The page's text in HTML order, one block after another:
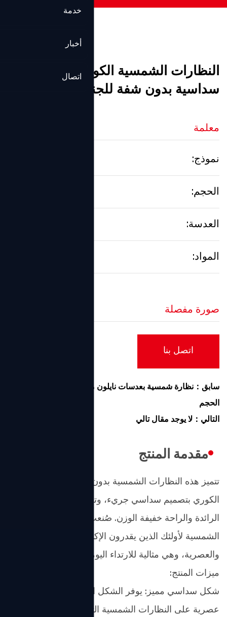
خدمة
أخبار
اتصال
النظارات الشمسية الكورية نمط
سداسية بدون شفة للجنسين
معلمة
نموذج:
الحجم:
العدسة:
المواد:
صورة مفصلة
اتصل بنا
سابق：نظارة شمسية بعدسات نايلون مركبة بدون إطار كبيرة
الحجم
التالي：لا يوجد مقال تالي
مقدمة المنتج
تتميز هذه النظارات الشمسية بدون إطار على الطراز
الكوري بتصميم سداسي جريء، وتجمع بين الجماليات
الرائدة والراحة خفيفة الوزن. صُنعت هذه النظارات
الشمسية لأولئك الذين يقدرون الإكسسوارات الفريدة
والعصرية، وهي مثالية للارتداء اليومي.
ميزات المنتج:
شكل سداسي مميز: يوفر الشكل السداسي الفريد لمسة
عصرية على النظارات الشمسية التقليدية المستديرة أو